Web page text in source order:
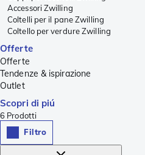
Accessori Zwilling
Coltelli per il pane Zwilling
Coltello per verdure Zwilling
Offerte
Offerte
Tendenze & ispirazione
Outlet
Scopri di piú
6 Prodotti
Filtro